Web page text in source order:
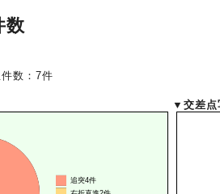
数
数：7件
▼交差点